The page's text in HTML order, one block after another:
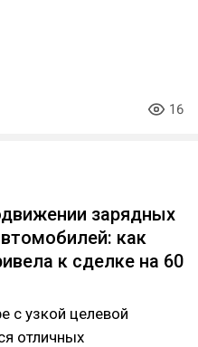
16
зарядных
как
к сделке на 60
с узкой целевой
отличных